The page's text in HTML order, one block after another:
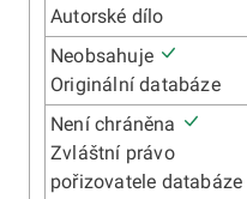
Autorské dílo
Neobsahuje
Originální databáze
Není chráněna
Zvláštní právo
pořizovatele databáze